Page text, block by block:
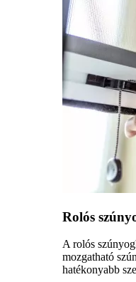
Rolós
A rolós
mozgatható
hatékonyabb